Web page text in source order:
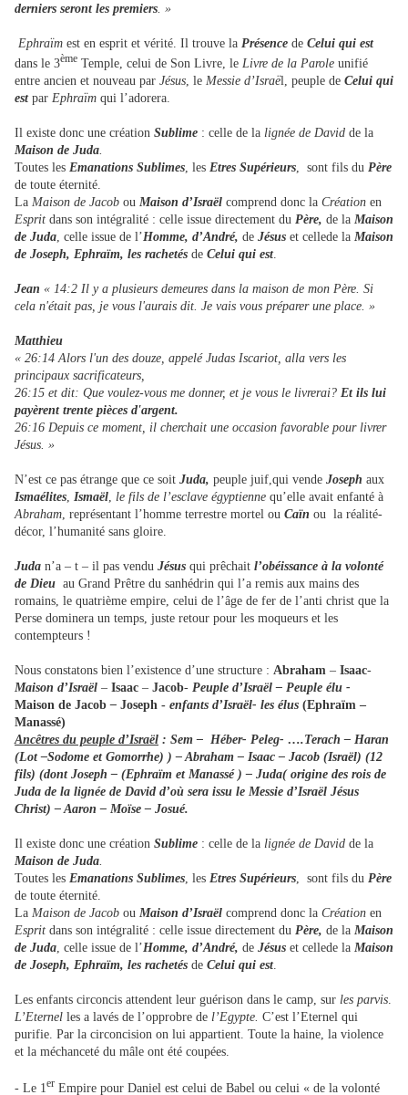
derniers seront les premiers . »
Ephraïm est en esprit et vérité. Il trouve la Présence de Celui qui est
dans le 3ème Temple, celui de Son Livre, le Livre de la Parole unifié
entre ancien et nouveau par Jésus , le Messie d’Israël, peuple de Celui qui
estpar Ephraïm qui l’adorera.
Il existe donc une création Sublime : celle de la lignée de David de la
Maison de Juda
Toutes les Emanations Sublimes , les Etres Supérieurs , sont fils du Père
de toute éternité.
La Maison de Jacob ou Maison d’Israël comprend donc la Création en
Esprit dans son intégralité : celle issue directement du Père, de la Maison
de Juda , celle issue de l’Homme, d’André, de Jésus et cellede la Maison
de Joseph, Ephraïm, les rachetés de Celui qui est.
Jean « 14:2 Il y a plusieurs demeures dans la maison de mon Père. Si
cela n'était pas, je vous l'aurais dit. Je vais vous préparer une place. »
Matthieu
« 26:14 Alors l'un des douze, appelé Judas Iscariot, alla vers les
principaux sacrificateurs,
26:15 et dit: Que voulez-vous me donner, et je vous le livrerai? Et ils lui
payèrent trente pièces d'argent.
26:16 Depuis ce moment, il cherchait une occasion favorable pour livrer
Jésus. »
N’est ce pas étrange que ce soit Juda, peuple juif,qui vende Joseph aux
Ismaélites Ismaël le fils de l’esclave égyptienne qu’elle avait enfanté à
Abraham , représentant l’homme terrestre mortel ou Caïn ou la réalité-
décor, l’humanité sans gloire.
Juda n’a – t – il pas vendu Jésus qui prêchait l’obéissance à la volonté
de Dieu au Grand Prêtre du sanhédrin qui l’a remis aux mains des
romains, le quatrième empire, celui de l’âge de fer de l’anti christ que la
Perse dominera un temps, juste retour pour les moqueurs et les
contempteurs !
Nous constatons bien l’existence d’une structure : Abraham – Isaac-
Maison d’Israël – Isaac – Jacob- Peuple d’Israël – Peuple élu -
Maison de Jacob – Joseph - enfants d’Israël- les élus (Ephraïm –
Manassé)
Ancêtres du peuple d’Israël : Sem – Héber- Peleg- ….Terach – Haran
(Lot –Sodome et Gomorrhe) ) – Abraham – Isaac – Jacob (Israël) (12
fils) (dont Joseph – (Ephraïm et Manassé ) – Juda( origine des rois de
Juda de la lignée de David d’où sera issu le Messie d’Israël Jésus
Christ) – Aaron – Moïse – Josué.
Il existe donc une création Sublime : celle de la lignée de David de la
Maison de Juda
Toutes les Emanations Sublimes , les Etres Supérieurs , sont fils du Père
de toute éternité.
La Maison de Jacob ou Maison d’Israël comprend donc la Création en
Esprit dans son intégralité : celle issue directement du Père, de la Maison
de Juda , celle issue de l’Homme, d’André, de Jésus et cellede la Maison
de Joseph, Ephraïm, les rachetés de Celui qui est.
Les enfants circoncis attendent leur guérison dans le camp, sur les parvis
L’Eternel les a lavés de l’opprobre de l’Egypte. C’est l’Eternel qui
purifie. Par la circoncision on lui appartient. Toute la haine, la violence
et la méchanceté du mâle ont été coupées.
- Le 1er Empire pour Daniel est celui de Babel ou celui « de la volonté